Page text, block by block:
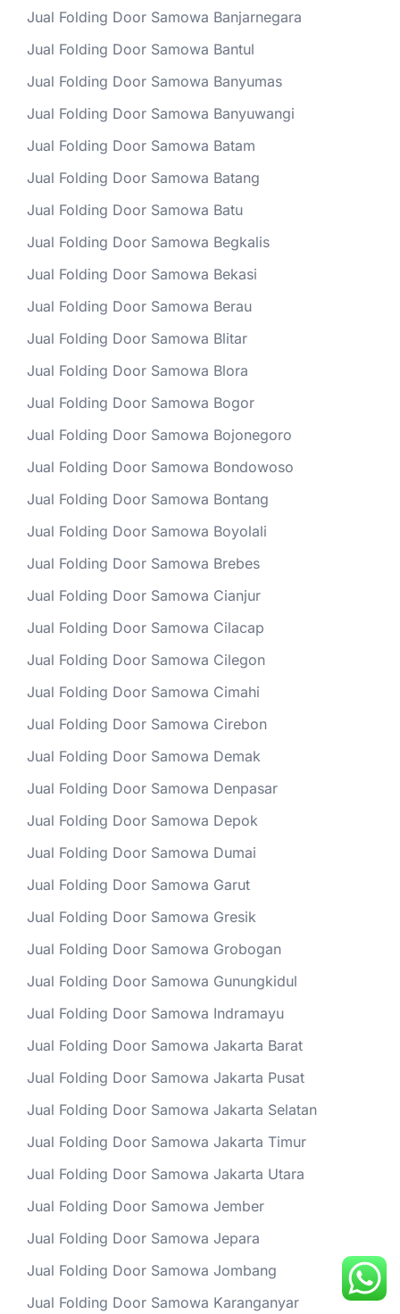
Jual Folding Door Samowa Banjarnegara
Jual Folding Door Samowa Bantul
Jual Folding Door Samowa Banyumas
Jual Folding Door Samowa Banyuwangi
Jual Folding Door Samowa Batam
Jual Folding Door Samowa Batang
Jual Folding Door Samowa Batu
Jual Folding Door Samowa Begkalis
Jual Folding Door Samowa Bekasi
Jual Folding Door Samowa Berau
Jual Folding Door Samowa Blitar
Jual Folding Door Samowa Blora
Jual Folding Door Samowa Bogor
Jual Folding Door Samowa Bojonegoro
Jual Folding Door Samowa Bondowoso
Jual Folding Door Samowa Bontang
Jual Folding Door Samowa Boyolali
Jual Folding Door Samowa Brebes
Jual Folding Door Samowa Cianjur
Jual Folding Door Samowa Cilacap
Jual Folding Door Samowa Cilegon
Jual Folding Door Samowa Cimahi
Jual Folding Door Samowa Cirebon
Jual Folding Door Samowa Demak
Jual Folding Door Samowa Denpasar
Jual Folding Door Samowa Depok
Jual Folding Door Samowa Dumai
Jual Folding Door Samowa Garut
Jual Folding Door Samowa Gresik
Jual Folding Door Samowa Grobogan
Jual Folding Door Samowa Gunungkidul
Jual Folding Door Samowa Indramayu
Jual Folding Door Samowa Jakarta Barat
Jual Folding Door Samowa Jakarta Pusat
Jual Folding Door Samowa Jakarta Selatan
Jual Folding Door Samowa Jakarta Timur
Jual Folding Door Samowa Jakarta Utara
Jual Folding Door Samowa Jember
Jual Folding Door Samowa Jepara
Jual Folding Door Samowa Jombang
Jual Folding Door Samowa Karanganyar